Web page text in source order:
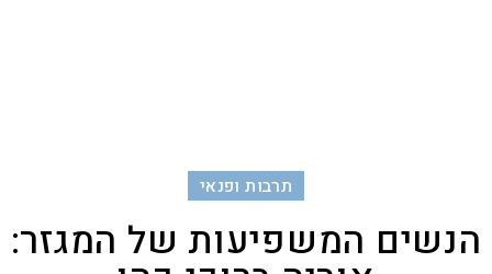
תרבות ופנאי
הנשים המשפיעות של המגזר: